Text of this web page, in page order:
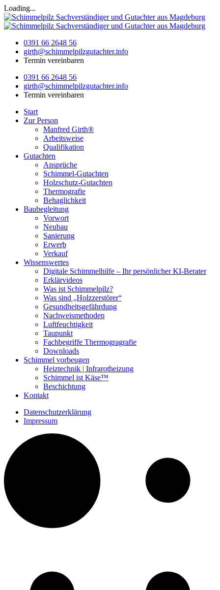
Loading...
0391 66 2648 56
girth@schimmelpilzgutachter.info
Termin vereinbaren
0391 66 2648 56
girth@schimmelpilzgutachter.info
Termin vereinbaren
Start
Zur Person
Manfred Girth®
Arbeitsweise
Qualifikation
Gutachten
Ansprüche
Schimmel-Gutachten
Holzschutz-Gutachten
Thermografie
Behaglichkeit
Baubegleitung
Vorwort
Neubau
Sanierung
Erwerb
Verkauf
Wissenswertes
Digitale Schimmelhilfe – Ihr persönlicher KI-Berater
Erklärvideos
Was ist Schimmelpilz?
Was sind „Holzzerstörer“
Gesundheitsgefährdung
Nachweismethoden
Luftfeuchtigkeit
Taupunkt
Fachbegriffe Thermogragrafie
Downloads
Schimmel vorbeugen
Heiztechnik | Infrarotheizung
Schimmel ist Käse™
Beschichtung
Kontakt
Datenschutzerklärung
Impressum